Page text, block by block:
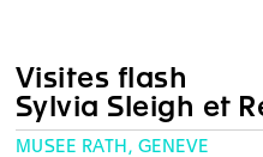
Visites flash
Sylvia Sleigh et
MUSÉE RATH, GENÈVE